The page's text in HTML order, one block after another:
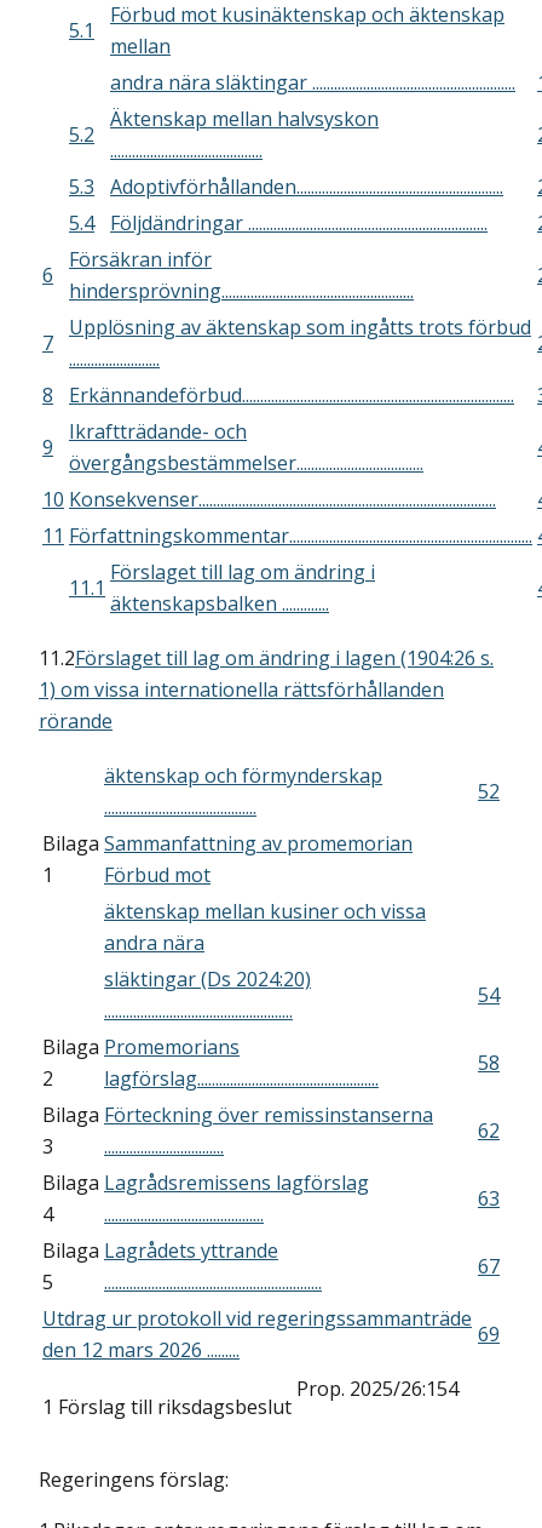
5.1
Förbud mot kusinäktenskap och äktenskap
mellan
andra nära släktingar ........................................................
5.2
Äktenskap mellan halvsyskon
..........................................
5.3
Adoptivförhållanden.........................................................
5.4
Följdändringar ..................................................................
6
Försäkran inför
hindersprövning.....................................................
7
Upplösning av äktenskap som ingåtts trots förbud
.........................
8
Erkännandeförbud...........................................................................
9
Ikraftträdande- och
övergångsbestämmelser...................................
10 Konsekvenser..................................................................................
11 Författningskommentar...................................................................
11.1
Förslaget till lag om ändring i
äktenskapsbalken .............
11.2Förslaget till lag om ändring i lagen (1904:26 s.
1) om vissa internationella rättsförhållanden
rörande
äktenskap och förmynderskap
..........................................
52
Bilaga
1
Sammanfattning av promemorian
Förbud mot
äktenskap mellan kusiner och vissa
andra nära
släktingar (Ds 2024:20)
....................................................
54
Bilaga
2
Promemorians
lagförslag..................................................
58
Bilaga
3
Förteckning över remissinstanserna
.................................
62
Bilaga
4
Lagrådsremissens lagförslag
............................................
63
Bilaga
5
Lagrådets yttrande
............................................................
67
Utdrag ur protokoll vid regeringssammanträde
den 12 mars 2026 .........
69
1 Förslag till riksdagsbeslut
Prop. 2025/26:154
Regeringens förslag: